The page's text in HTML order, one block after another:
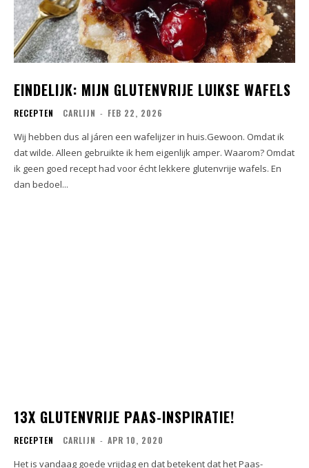
EINDELIJK: MIJN GLUTENVRIJE LUIKSE WAFELS
RECEPTEN CARLIJN - FEB 22, 2026
Wij hebben dus al járen een wafelijzer in huis.Gewoon. Omdat ik
dat wilde. Alleen gebruikte ik hem eigenlijk amper. Waarom? Omdat
ik geen goed recept had voor écht lekkere glutenvrije wafels. En
dan bedoel...
13X GLUTENVRIJE PAAS-INSPIRATIE!
RECEPTEN CARLIJN - APR 10, 2020
Het is vandaag goede vrijdag en dat betekent dat het Paas-